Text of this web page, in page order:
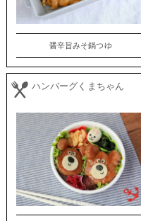
醤辛旨みそ鍋つゆ
ハンバーグくまちゃん